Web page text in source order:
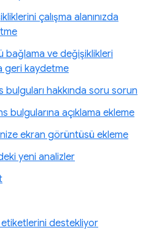
çalışma alanınızda
bağlama ve değişiklikleri
geri kaydetme
hakkında soru sorun
bulgularına açıklama ekleme
ekran görüntüsü ekleme
yeni analizler
etiketlerini destekliyor